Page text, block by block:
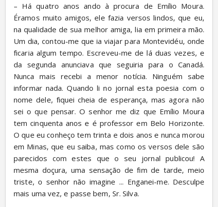
– Há quatro anos ando à procura de Emílio Moura.
Éramos muito amigos, ele fazia versos lindos, que eu,
na qualidade de sua melhor amiga, lia em primeira mão.
Um dia, contou-me que ia viajar para Montevidéu, onde
ficaria algum tempo. Escreveu-me de lá duas vezes, e
da segunda anunciava que seguiria para o Canadá.
Nunca mais recebi a menor notícia. Ninguém sabe
informar nada. Quando li no jornal esta poesia com o
nome dele, fiquei cheia de esperança, mas agora não
sei o que pensar. O senhor me diz que Emílio Moura
tem cinquenta anos e é professor em Belo Horizonte.
O que eu conheço tem trinta e dois anos e nunca morou
em Minas, que eu saiba, mas como os versos dele são
parecidos com estes que o seu jornal publicou! A
mesma doçura, uma sensação de fim de tarde, meio
triste, o senhor não imagine ... Enganei-me. Desculpe
mais uma vez, e passe bem, Sr. Silva.